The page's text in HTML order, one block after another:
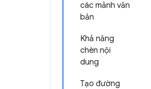
các mảnh văn
bản
Khả năng
chèn nội
dung
Tạo đường